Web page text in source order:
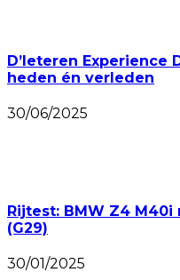
D’Ieteren Experience
heden én verleden
30/06/2025
Rijtest: BMW Z4
(G29)
30/01/2025